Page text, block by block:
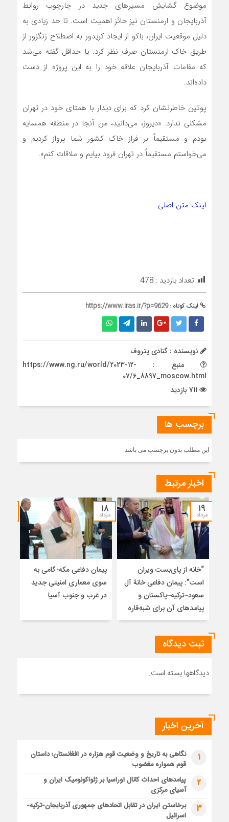
موضوع گشایش مسیرهای جدید در چارچوب روابط
آذربایجان و ارمنستان نیز حائز اهمیت است. تا حد زیادی به
دلیل موقعیت ایران، باکو از ایجاد کریدور به اصطلاح زنگزور از
طریق خاک ارمنستان صرف نظر کرد. یا حداقل گفته می‌شد
که مقامات آذربایجان علاقه خود را به این پروژه از دست
داده‌اند.
پوتین خاطرنشان کرد که برای دیدار با همتای خود در تهران
مشکلی ندارد. «دیروز، می‌دانید، من آنجا در منطقه همسایه
بودم و مستقیماً بر فراز خاک کشور شما پرواز کردیم و
می‌خواستم مستقیماً در تهران فرود بیایم و ملاقات کنم».
لینک متن اصلی
تعداد بازدید : 478
لینک کوتاه :https://www.iras.ir/?p=9629
نویسنده : گنادی پتروف
منبع : https://www.ng.ru/world/2023-12-
07/6_8897_moscow.html
برچسب ها
این مطلب بدون برچسب می باشد.
اخبار مرتبط
۱۹
مرداد
“خانه از پای‌بست ویران
است”: پیمان دفاعی خانۀ آل
سعود–ترکیه–پاکستان و
پیامدهای آن برای شبه‌قاره
۱۸
مرداد
پیمان دفاعی مکه؛ گامی به
سوی معماری امنیتی جدید
در غرب و جنوب آسیا
ثبت دیدگاه
دیدگاهها بسته است.
آخرین اخبار
1
نگاهی به تاریخ و وضعیت قوم هزاره در افغانستان؛ داستان
قوم همواره مغضوب
2
پیامدهای احداث کانال اوراسیا بر ژئواکونومیک ایران و
آسیای مرکزی
3
برخاستن ایران در تقابل اتحادهای جمهوری آذربایجان-ترکیه-
اسرائیل